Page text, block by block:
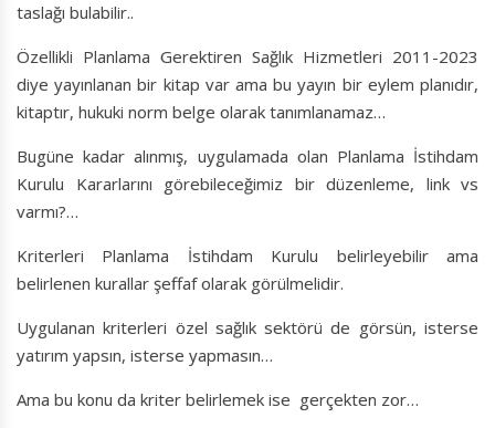
taslağı bulabilir..
Özellikli Planlama Gerektiren Sağlık Hizmetleri 2011-2023
diye yayınlanan bir kitap var ama bu yayın bir eylem planıdır,
kitaptır, hukuki norm belge olarak tanımlanamaz…
Bugüne kadar alınmış, uygulamada olan Planlama İstihdam
Kurulu Kararlarını görebileceğimiz bir düzenleme, link vs
varmı?…
Kriterleri Planlama İstihdam Kurulu belirleyebilir ama
belirlenen kurallar şeffaf olarak görülmelidir.
Uygulanan kriterleri özel sağlık sektörü de görsün, isterse
yatırım yapsın, isterse yapmasın…
Ama bu konu da kriter belirlemek ise gerçekten zor…